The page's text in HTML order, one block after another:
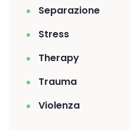
Separazione
Stress
Therapy
Trauma
Violenza